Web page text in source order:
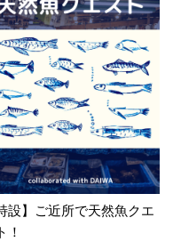
設】ご近所で天然魚クエ
！